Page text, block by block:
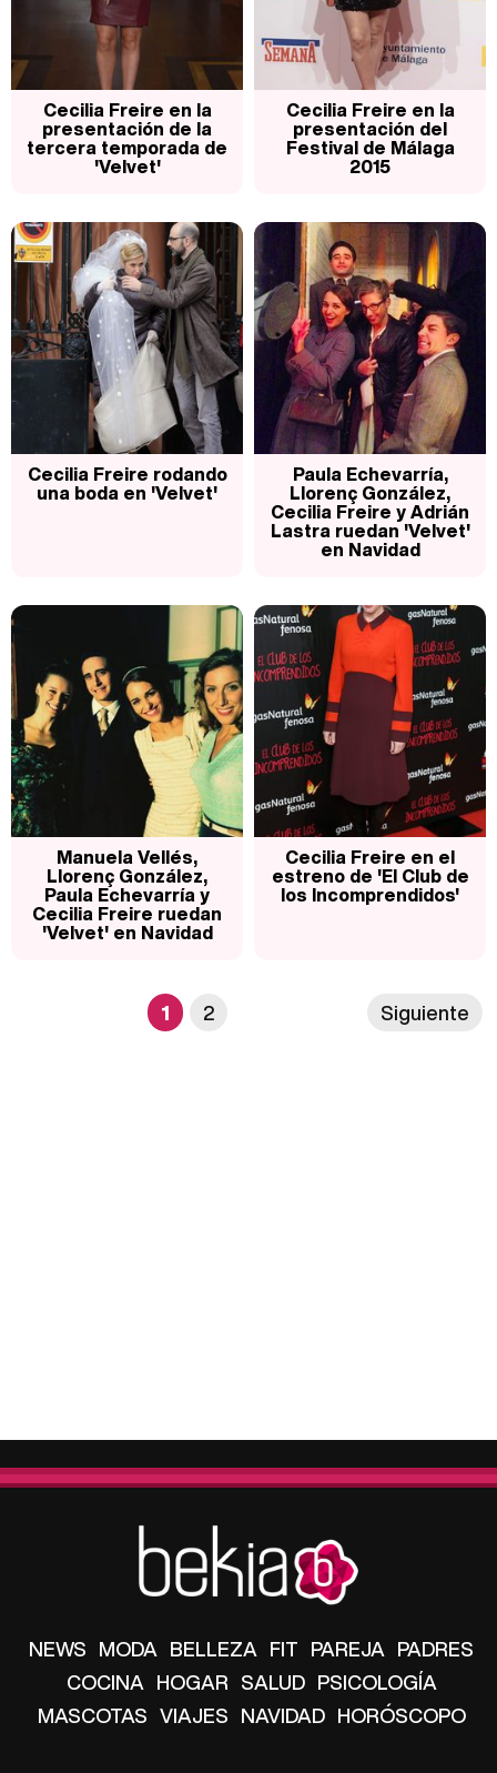
Cecilia Freire en la
presentación de la
tercera temporada de
'Velvet'
Cecilia Freire en la
presentación del
Festival de Málaga
2015
Cecilia Freire rodando
una boda en 'Velvet'
Paula Echevarría,
Llorenç González,
Cecilia Freire y Adrián
Lastra ruedan 'Velvet'
en Navidad
Manuela Vellés,
Llorenç González,
Paula Echevarría y
Cecilia Freire ruedan
'Velvet' en Navidad
Cecilia Freire en el
estreno de 'El Club de
los Incomprendidos'
1 2 Siguiente
NEWS MODA BELLEZA FIT PAREJA PADRES
COCINA HOGAR SALUD PSICOLOGÍA
MASCOTAS VIAJES NAVIDAD HORÓSCOPO